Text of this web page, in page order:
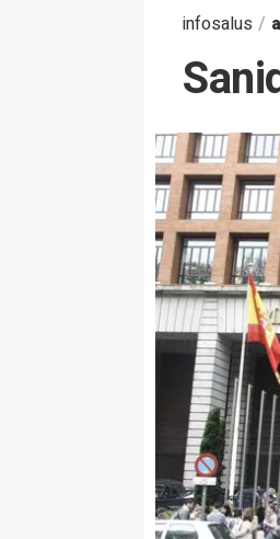
infosalus /